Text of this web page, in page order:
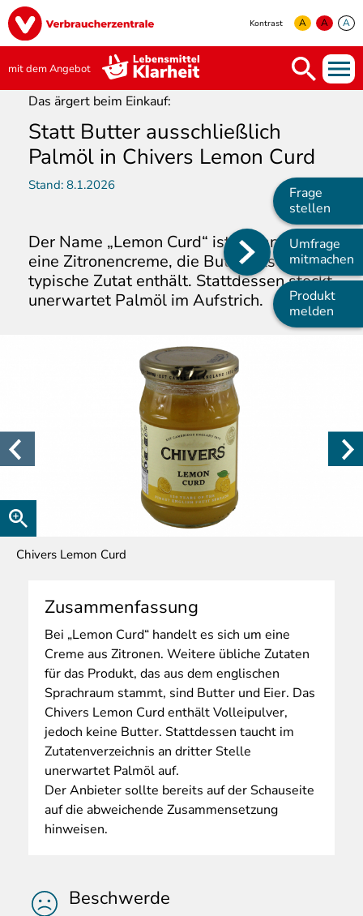
Direkt
zum
Inhalt
Image
Kontrast A A A
mit dem Angebot
Main
navigation
Frage
stellen
Umfrage
mitmachen
Produkt
melden
Das ärgert beim Einkauf:
Statt Butter ausschließlich
Palmöl in Chivers Lemon Curd
Stand: 8.1.2026
Der Name „Lemon Curd“ ist bekannt für
eine Zitronencreme, die Butter als
typische Zutat enthält. Stattdessen steckt
unerwartet Palmöl im Aufstrich.
Chivers Lemon Curd
Zusammenfassung
Bei „Lemon Curd“ handelt es sich um eine
Creme aus Zitronen. Weitere übliche Zutaten
für das Produkt, das aus dem englischen
Sprachraum stammt, sind Butter und Eier. Das
Chivers Lemon Curd enthält Volleipulver,
jedoch keine Butter. Stattdessen taucht im
Zutatenverzeichnis an dritter Stelle
unerwartet Palmöl auf.
Der Anbieter sollte bereits auf der Schauseite
auf die abweichende Zusammensetzung
hinweisen.
Beschwerde